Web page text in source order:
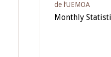
de l‘UEMOA
Monthly